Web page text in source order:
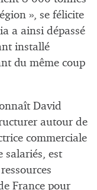
», se félicite
a ainsi dépassé
installé
du même coup
David
autour de
commerciale
salariés, est
France pour